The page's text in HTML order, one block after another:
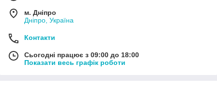
м. Дніпро
Дніпро, Україна
Контакти
Сьогодні працює з 09:00 до 18:00
Показати весь графік роботи